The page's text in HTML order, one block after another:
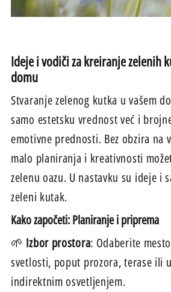
Ideje i vodiči za kreiranje zelenih
domu
Stvaranje zelenog kutka u vašem
samo estetsku vrednost već i
emotivne prednosti. Bez obzira na
malo planiranja i kreativnosti
zelenu oazu. U nastavku su ideje i
zeleni kutak.
Kako započeti: Planiranje i priprema
🌱 Izbor prostora: Odaberite
svetlosti, poput prozora, terase ili
indirektnim osvetljenjem.